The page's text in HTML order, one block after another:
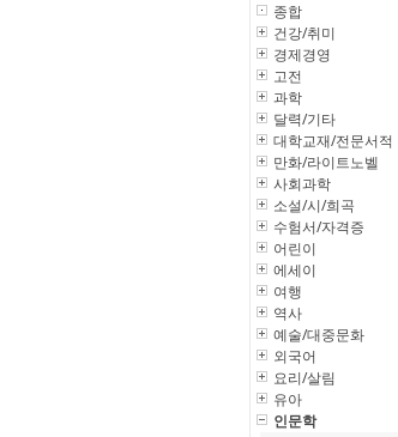
종합
건강/취미
경제경영
고전
과학
달력/기타
대학교재/전문서적
만화/라이트노벨
사회과학
소설/시/희곡
수험서/자격증
어린이
에세이
여행
역사
예술/대중문화
외국어
요리/살림
유아
인문학